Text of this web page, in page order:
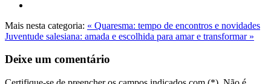
Mais nesta categoria: « Quaresma: tempo de encontros e novidades
Juventude salesiana: amada e escolhida para amar e transformar »
Deixe um comentário